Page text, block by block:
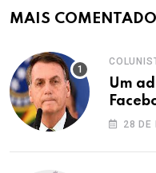
MAIS
Um
28 DE